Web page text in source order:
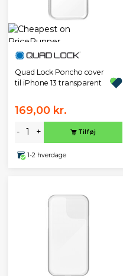
Quad Lock Poncho cover
til iPhone 13 transparent
169,00 kr.
- + Tilføj
1-2 hverdage